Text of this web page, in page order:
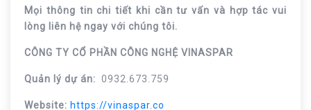
Mọi thông tin chi tiết khi cần tư vấn và hợp tác vui
lòng liên hệ ngay với chúng tôi.
CÔNG TY CỔ PHẦN CÔNG NGHỆ VINASPAR
Quản lý dự án: 0932.673.759
Website: https://vinaspar.co